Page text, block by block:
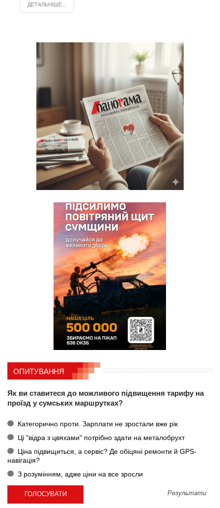
ДЕТАЛЬНІШЕ...
ОПИТУВАННЯ
Як ви ставитеся до можливого підвищення тарифу на
проїзд у сумських маршрутках?
Категорично проти. Зарплати не зростали вже рік
Ці "відра з цвяхами" потрібно здати на металобрухт
Ціна підвищиться, а сервіс? Де обіцяні ремонти й GPS-
навігація?
З розумінням, адже ціни на все зросли
Результати